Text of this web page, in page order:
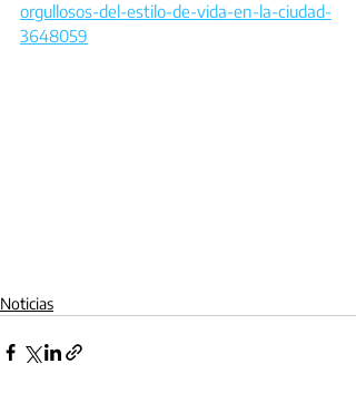
orgullosos-del-estilo-de-vida-en-la-ciudad-
3648059
Noticias